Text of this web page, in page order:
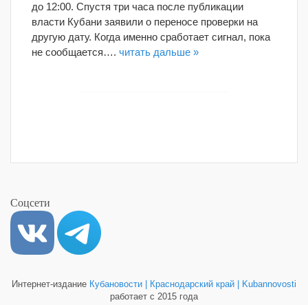
до 12:00. Спустя три часа после публикации
власти Кубани заявили о переносе проверки на
другую дату. Когда именно сработает сигнал, пока
не сообщается…. читать дальше »
Соцсети
Интернет-издание Кубановости | Краснодарский край | Kubannovosti
работает с 2015 года